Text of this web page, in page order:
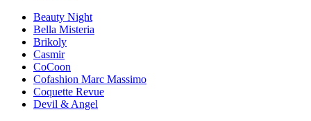
Beauty Night
Bella Misteria
Brikoly
Casmir
CoCoon
Cofashion Marc Massimo
Coquette Revue
Devil & Angel